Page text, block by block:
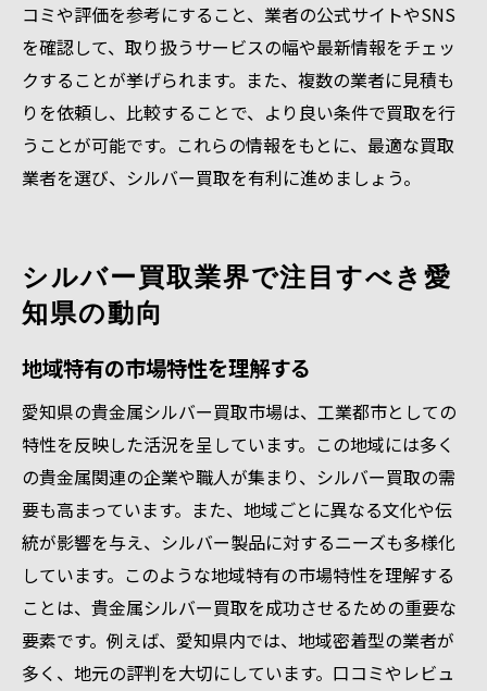
コミや評価を参考にすること、業者の公式サイトやSNS
を確認して、取り扱うサービスの幅や最新情報をチェッ
クすることが挙げられます。また、複数の業者に見積も
りを依頼し、比較することで、より良い条件で買取を行
うことが可能です。これらの情報をもとに、最適な買取
業者を選び、シルバー買取を有利に進めましょう。
シルバー買取業界で注目すべき愛
知県の動向
地域特有の市場特性を理解する
愛知県の貴金属シルバー買取市場は、工業都市としての
特性を反映した活況を呈しています。この地域には多く
の貴金属関連の企業や職人が集まり、シルバー買取の需
要も高まっています。また、地域ごとに異なる文化や伝
統が影響を与え、シルバー製品に対するニーズも多様化
しています。このような地域特有の市場特性を理解する
ことは、貴金属シルバー買取を成功させるための重要な
要素です。例えば、愛知県内では、地域密着型の業者が
多く、地元の評判を大切にしています。口コミやレビュ